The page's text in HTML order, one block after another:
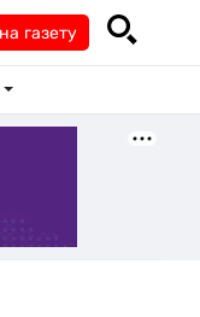
газету